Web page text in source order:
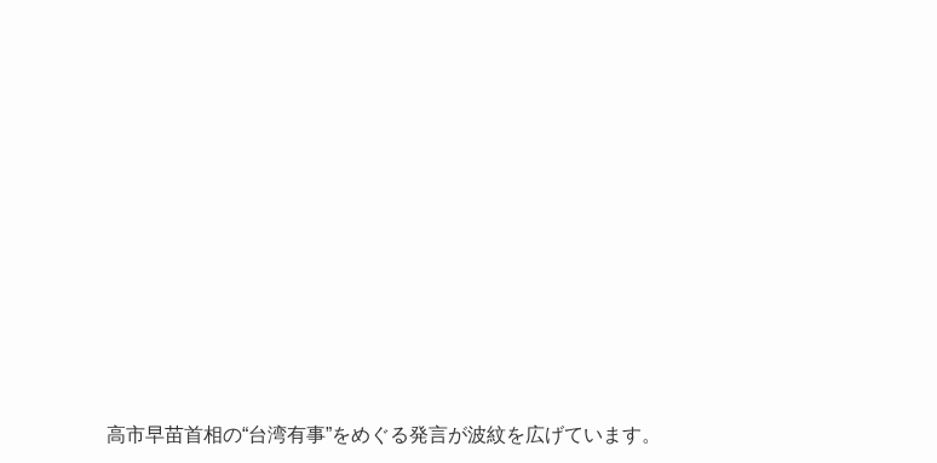
高市早苗首相の“台湾有事”をめぐる発言が波紋を広げています。